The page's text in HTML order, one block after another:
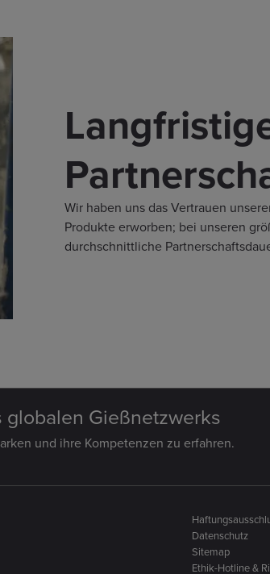
Wir haben uns das Vertrauen
Produkte erworben; bei unseren
durchschnittliche
Gießnetzwerks
und ihre Kompetenzen zu erfahren.
Datenschutz
Sitemap
Ethik-Hotline &